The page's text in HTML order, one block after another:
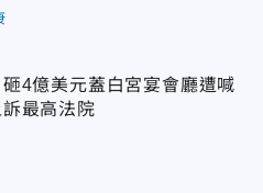
4億美元蓋白宮宴會廳遭喊
最高法院